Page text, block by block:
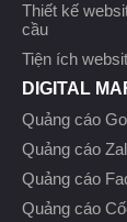
Thiết kế
cầu
Tiện ích
DIGITAL
Quảng cáo
Quảng cáo
Quảng cáo
Quảng cáo